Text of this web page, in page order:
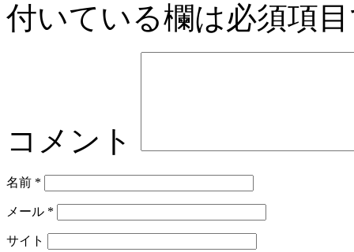
付いている欄は必須項
コメント
名前 *
メール *
サイト